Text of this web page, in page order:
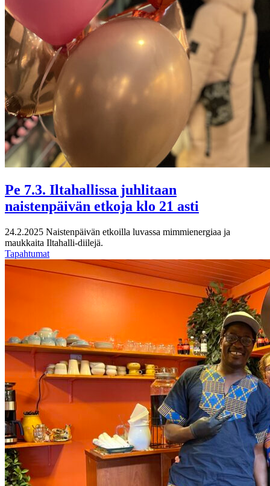
Pe 7.3. Iltahallissa juhlitaan
naistenpäivän etkoja klo 21 asti
24.2.2025 Naistenpäivän etkoilla luvassa mimmienergiaa ja
maukkaita Iltahalli-diilejä.
Tapahtumat